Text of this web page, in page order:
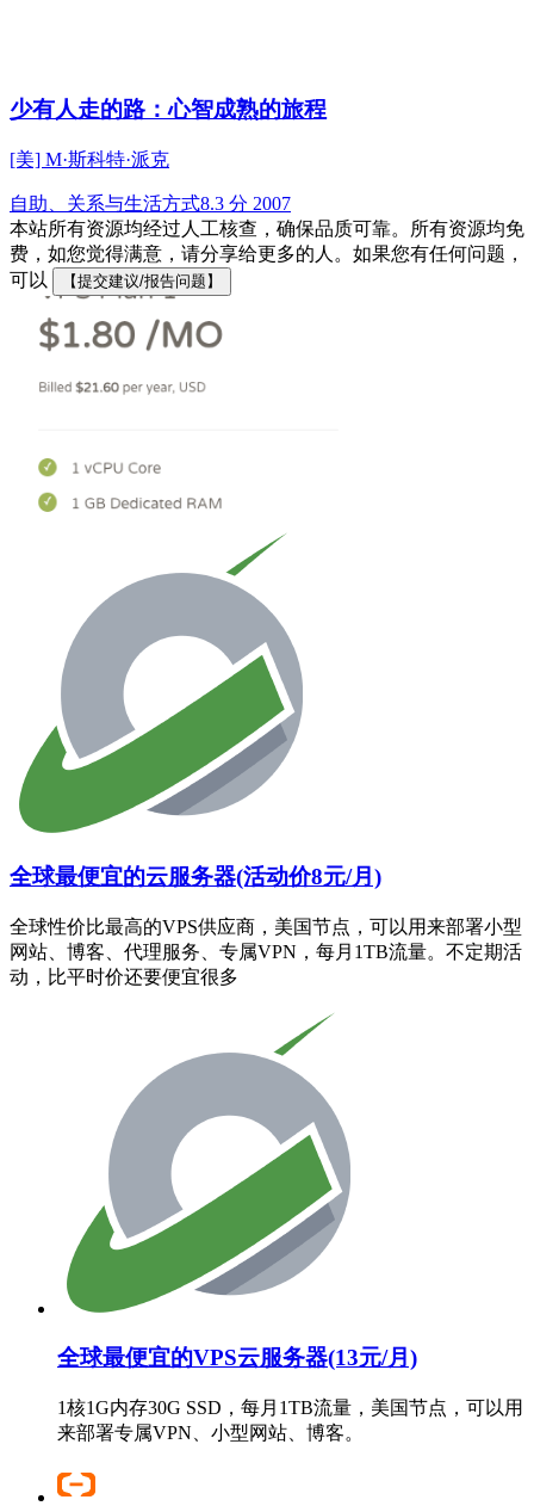
少有人走的路：心智成熟的旅程
[美] M·斯科特·派克
自助、关系与生活方式8.3 分 2007
本站所有资源均经过人工核查，确保品质可靠。所有资源均免
费，如您觉得满意，请分享给更多的人。如果您有任何问题，
可以
【提交建议/报告问题】
全球最便宜的云服务器(活动价8元/月)
全球性价比最高的VPS供应商，美国节点，可以用来部署小型
网站、博客、代理服务、专属VPN，每月1TB流量。不定期活
动，比平时价还要便宜很多
全球最便宜的VPS云服务器(13元/月)
1核1G内存30G SSD，每月1TB流量，美国节点，可以用
来部署专属VPN、小型网站、博客。